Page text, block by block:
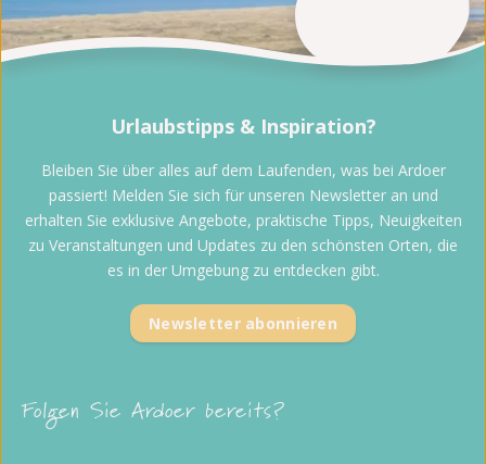
Folgen Sie Ardoer bereits?
Urlaubstipps & Inspiration?
Bleiben Sie über alles auf dem Laufenden, was bei Ardoer
passiert! Melden Sie sich für unseren Newsletter an und
erhalten Sie exklusive Angebote, praktische Tipps, Neuigkeiten
zu Veranstaltungen und Updates zu den schönsten Orten, die
es in der Umgebung zu entdecken gibt.
Newsletter abonnieren